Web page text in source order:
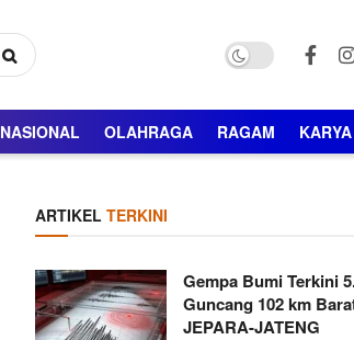
NASIONAL OLAHRAGA RAGAM
ARTIKEL TERKINI
Gempa Bumi Terkini
Guncang 102 km
JEPARA-JATENG